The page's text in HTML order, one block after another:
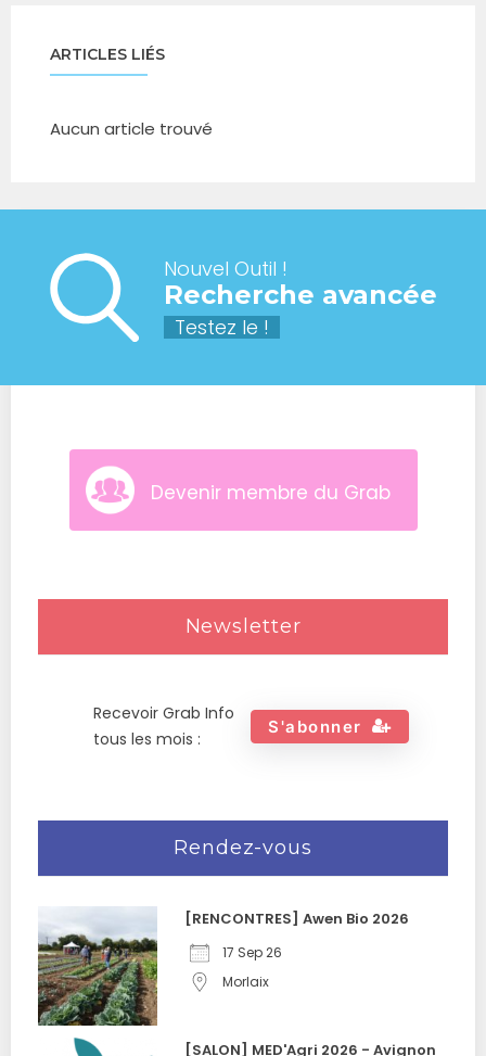
ARTICLES LIÉS
Aucun article trouvé
Nouvel Outil !
Recherche avancée
Testez le !
Devenir membre du Grab
Newsletter
Recevoir Grab Info
tous les mois :
S'abonner
Rendez-vous
[RENCONTRES] Awen Bio 2026
17 Sep 26
Morlaix
[SALON] MED'Agri 2026 - Avignon